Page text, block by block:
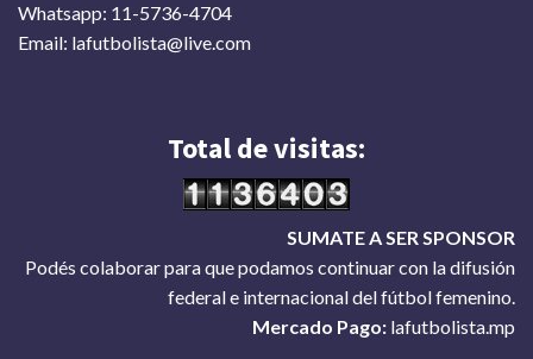
Whatsapp: 11-5736-4704
Email: lafutbolista@live.com
Total de visitas:
SUMATE A SER SPONSOR
Podés colaborar para que podamos continuar con la difusión
federal e internacional del fútbol femenino.
Mercado Pago: lafutbolista.mp